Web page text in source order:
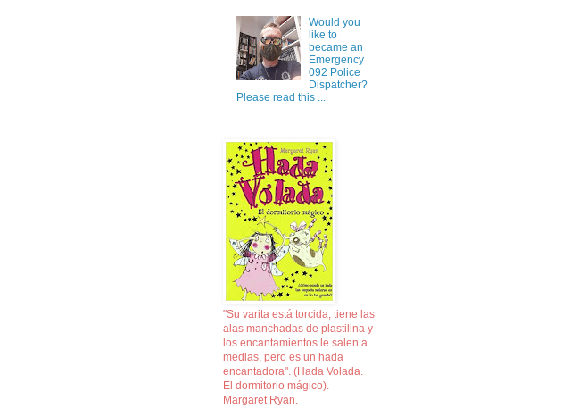
Would you
like to
became an
Emergency
092 Police
Dispatcher?
Please read this ...
"Su varita está torcida, tiene las
alas manchadas de plastilina y
los encantamientos le salen a
medias, pero es un hada
encantadora". (Hada Volada.
El dormitorio mágico).
Margaret Ryan.